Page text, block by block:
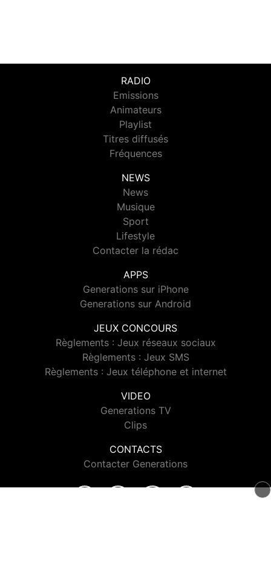
RADIO
Emissions
Animateurs
Playlist
Titres diffusés
Fréquences
NEWS
News
Musique
Sport
Lifestyle
Contacter la rédac
APPS
Generations sur iPhone
Generations sur Android
JEUX CONCOURS
Règlements : Jeux réseaux sociaux
Règlements : Jeux SMS
Règlements : Jeux téléphone et internet
VIDEO
Generations TV
Clips
CONTACTS
Contacter Generations